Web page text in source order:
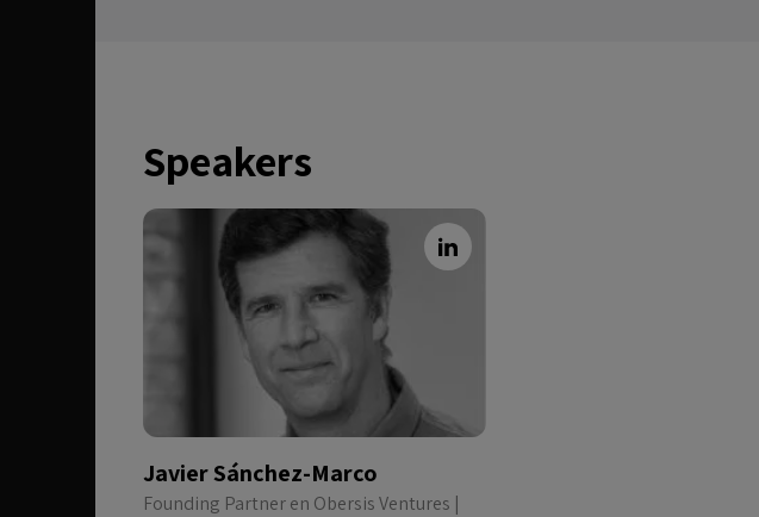
Speakers
Javier Sánchez-Marco
Founding Partner en Obersis Ventures |